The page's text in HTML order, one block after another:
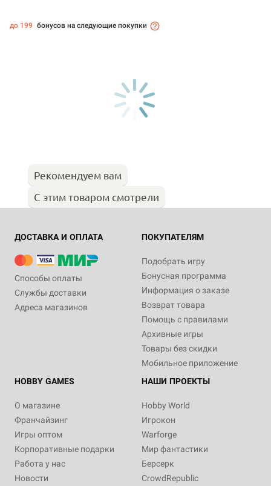
до 199 бонусов на следующие покупки
Рекомендуем вам
С этим товаром смотрели
ДОСТАВКА И ОПЛАТА
Способы оплаты
Службы доставки
Адреса магазинов
ПОКУПАТЕЛЯМ
Подобрать игру
Бонусная программа
Информация о заказе
Возврат товара
Помощь с правилами
Архивные игры
Товары без скидки
Мобильное приложение
HOBBY GAMES
О магазине
Франчайзинг
Игры оптом
Корпоративные подарки
Работа у нас
Новости
НАШИ ПРОЕКТЫ
Hobby World
Игрокон
Warforge
Мир фантастики
Берсерк
CrowdRepublic